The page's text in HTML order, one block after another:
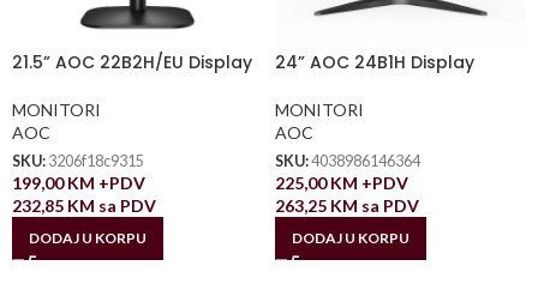
21.5” AOC 22B2H/EU Display
MONITORI
AOC
SKU: 3206f18c9315
199,00KM +PDV
232,85 KM sa PDV
DODAJ U KORPU
24” AOC 24B1H Display
MONITORI
AOC
SKU:4038986146364
225,00KM +PDV
263,25 KM sa PDV
DODAJ U KORPU